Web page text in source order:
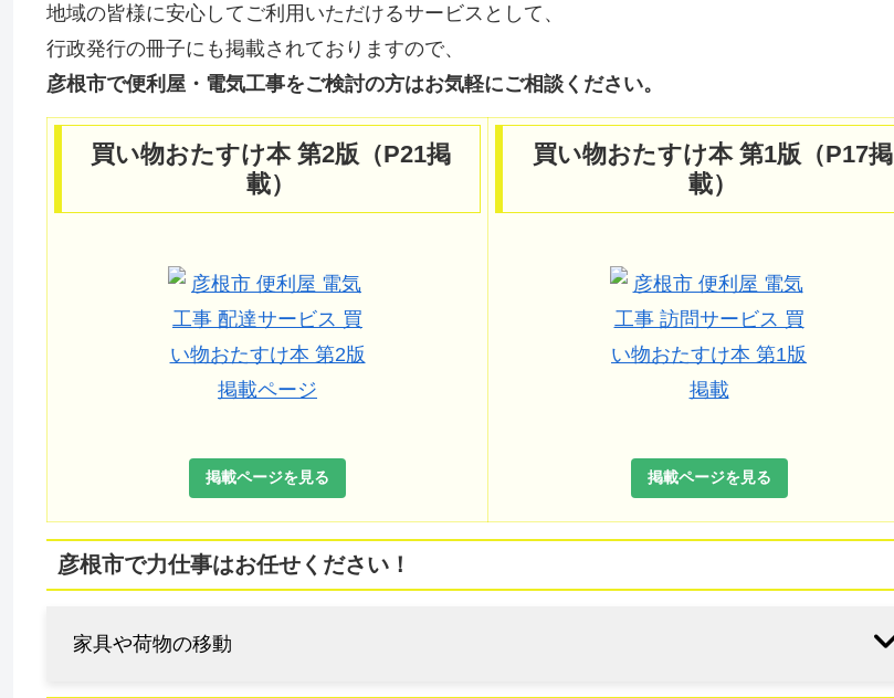
地域の皆様に安心してご利用いただけるサービスとして、
行政発行の冊子にも掲載されておりますので、
彦根市で便利屋・電気工事をご検討の方はお気軽にご相談ください。
買い物おたすけ本 第2版（P21掲
載）
掲載ページを見る
買い物おたすけ本 第1版（P17掲
載）
掲載ページを見る
彦根市で力仕事はお任せください！
家具や荷物の移動